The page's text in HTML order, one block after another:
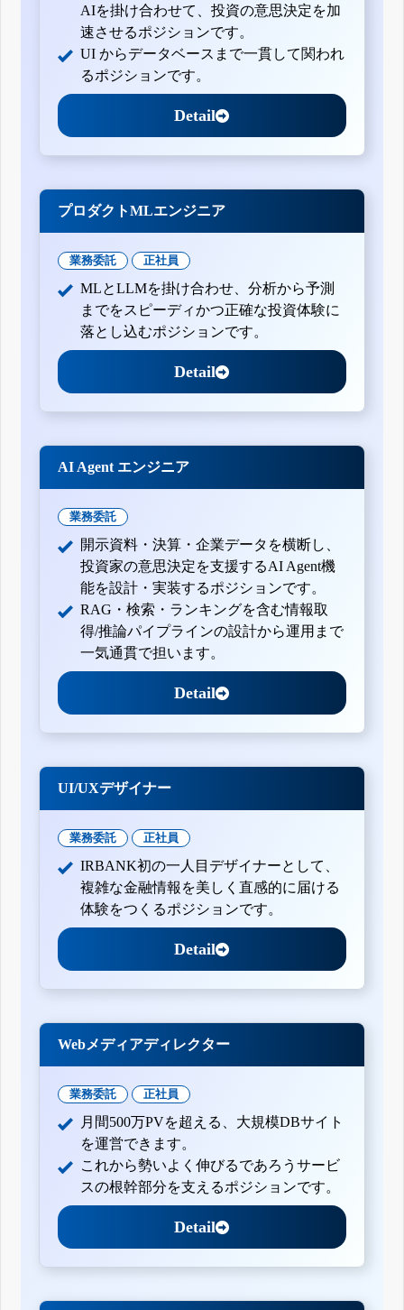
半期報告書-第10期(平成24年4月1日-平成25年3月31日)
有価証券報告書-第9期(平成23年4月1日-平成24年3月31日)
半期報告書-第9期(平成23年4月1日-平成24年3月31日)
有価証券報告書-第7期(平成21年4月1日-平成22年3月31日)
有価証券報告書-第6期(平成20年4月1日-平成21年3月31日)
AIを掛け合わせて、投資の意思決定を加
速させるポジションです。
UI からデータベースまで一貫して関われ
るポジションです。
Detail
プロダクトMLエンジニア
業務委託 正社員
MLとLLMを掛け合わせ、分析から予測
までをスピーディかつ正確な投資体験に
落とし込むポジションです。
Detail
AI Agent エンジニア
業務委託
開示資料・決算・企業データを横断し、
投資家の意思決定を支援するAI Agent機
能を設計・実装するポジションです。
RAG・検索・ランキングを含む情報取
得/推論パイプラインの設計から運用まで
一気通貫で担います。
Detail
UI/UXデザイナー
業務委託 正社員
IRBANK初の一人目デザイナーとして、
複雑な金融情報を美しく直感的に届ける
体験をつくるポジションです。
Detail
Webメディアディレクター
業務委託 正社員
月間500万PVを超える、大規模DBサイト
を運営できます。
これから勢いよく伸びるであろうサービ
スの根幹部分を支えるポジションです。
Detail